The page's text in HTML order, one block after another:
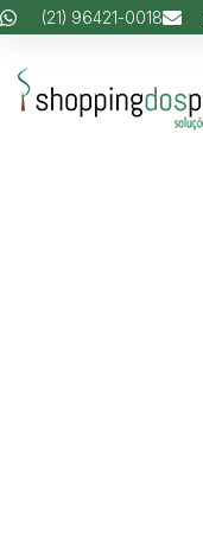
(21) 96421-0018